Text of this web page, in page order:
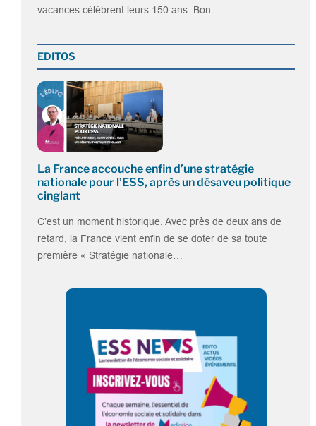
vacances célèbrent leurs 150 ans. Bon…
EDITOS
La France accouche enfin d’une stratégie
nationale pour l’ESS, après un désaveu politique
cinglant
C’est un moment historique. Avec près de deux ans de
retard, la France vient enfin de se doter de sa toute
première « Stratégie nationale…